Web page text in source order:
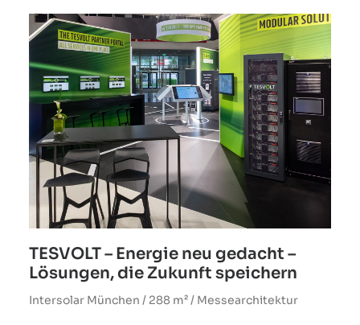
TESVOLT – Energie neu gedacht –
Lösungen, die Zukunft speichern
Intersolar München / 288 m² / Messearchitektur